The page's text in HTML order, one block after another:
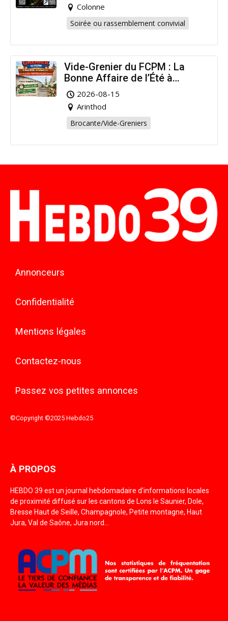
Colonne
Soirée ou rassemblement convivial
Vide-Grenier du FCPM : La
Bonne Affaire de l’Été à
Arinthod !
2026-08-15
Arinthod
Brocante/Vide-Greniers